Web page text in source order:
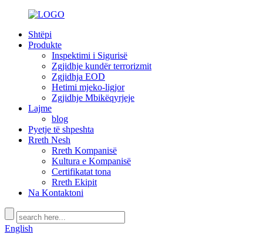
Shtëpi
Produkte
Inspektimi i Sigurisë
Zgjidhje kundër terrorizmit
Zgjidhja EOD
Hetimi mjeko-ligjor
Zgjidhje Mbikëqyrjeje
Lajme
blog
Pyetje të shpeshta
Rreth Nesh
Rreth Kompanisë
Kultura e Kompanisë
Certifikatat tona
Rreth Ekipit
Na Kontaktoni
English